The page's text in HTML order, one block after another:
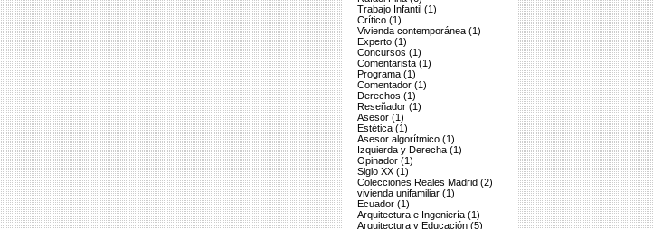
Trabajo Infantil (1)
Crítico (1)
Vivienda contemporánea (1)
Experto (1)
Concursos (1)
Comentarista (1)
Programa (1)
Comentador (1)
Derechos (1)
Reseñador (1)
Asesor (1)
Estética (1)
Asesor algorítmico (1)
Izquierda y Derecha (1)
Opinador (1)
Siglo XX (1)
Colecciones Reales Madrid (2)
vivienda unifamiliar (1)
Ecuador (1)
Arquitectura e Ingeniería (1)
Arquitectura y Educación (5)